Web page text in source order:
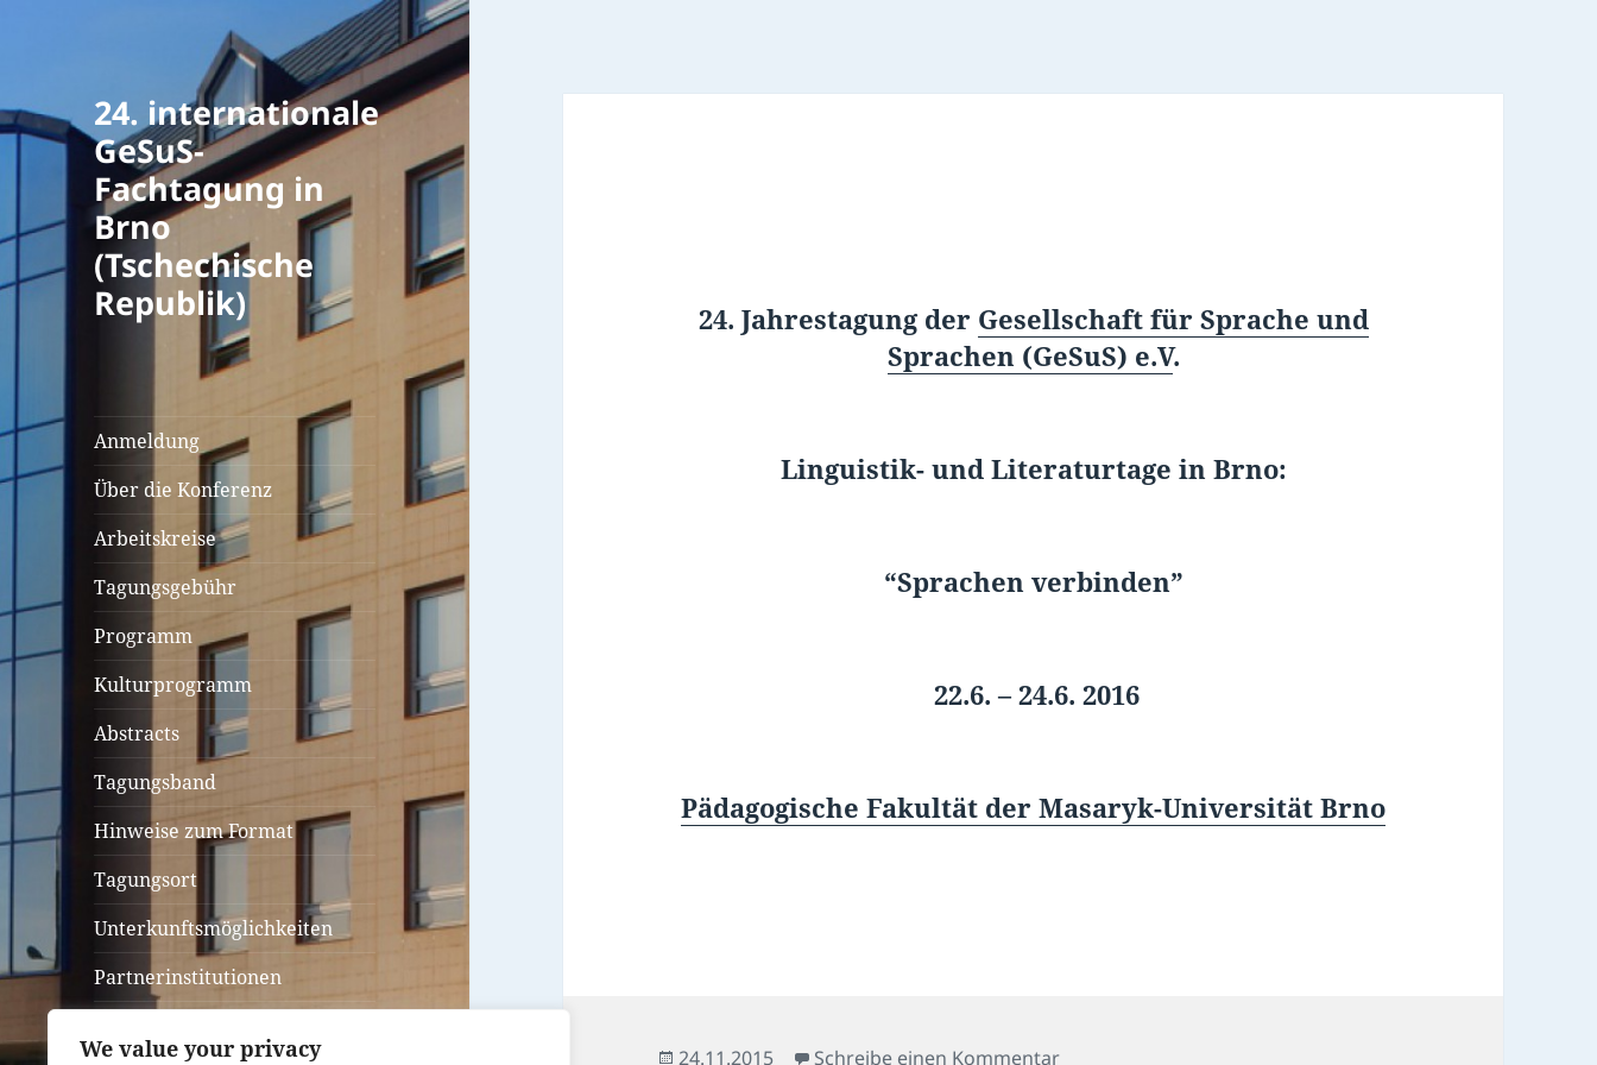
We value your privacy
24. internationale
GeSuS-
Fachtagung in
Brno
(Tschechische
Republik)
Anmeldung
Über die Konferenz
Arbeitskreise
Tagungsgebühr
Programm
Kulturprogramm
Abstracts
Tagungsband
Hinweise zum Format
Tagungsort
Unterkunftsmöglichkeiten
Partnerinstitutionen
24. Jahrestagung der Gesellschaft für Sprache und
Sprachen (GeSuS) e.V.
Linguistik- und Literaturtage in Brno:
“Sprachen verbinden”
22.6. – 24.6. 2016
Pädagogische Fakultät der Masaryk-Universität Brno
Veröffentlicht
24.11.2015 Schreibe einen Kommentarzu